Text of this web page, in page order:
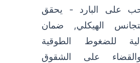
على البارد - يحقق
الهيكلي, ضمان
للضغوط الطوقية
على الشقوق